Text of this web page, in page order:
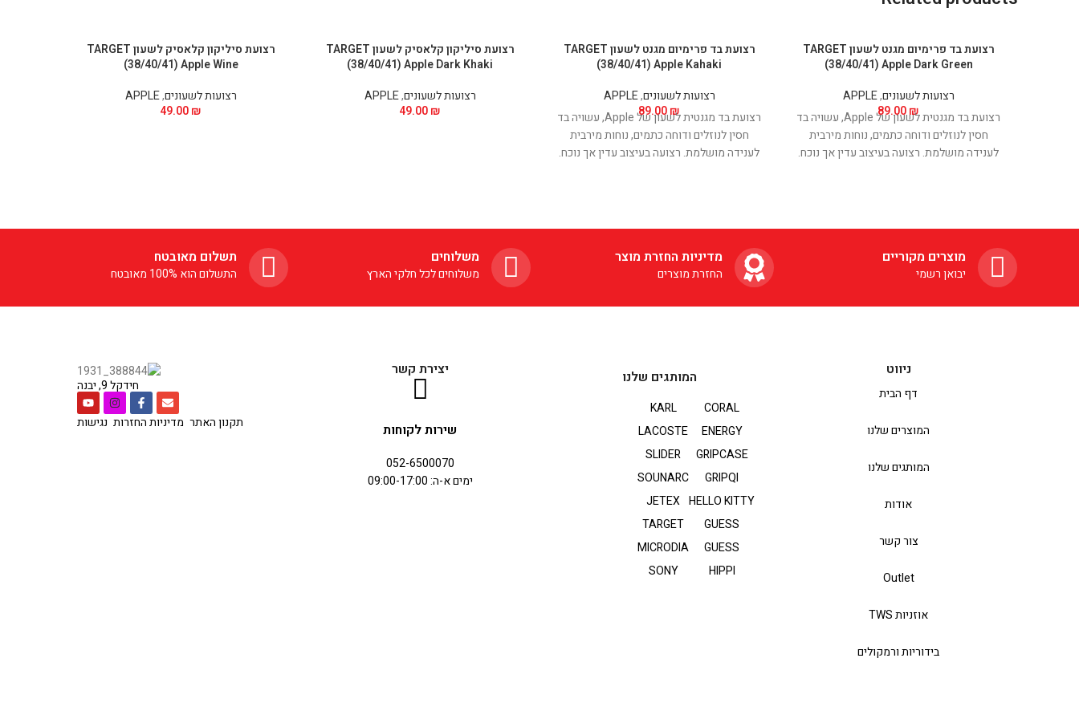
רצועת בד פרימיום מגנט לשעון TARGET
(38/40/41) Apple Dark Green
רצועות לשעונים,
APPLE
89.00₪
רצועת בד מגנטית לשעון של Apple, עשויה בד
חסין לנוזלים ודוחה כתמים, נוחות מירבית
לענידה מושלמת. רצועה בעיצוב עדין אך נוכח.
רצועת בד פרימיום מגנט לשעון TARGET
(38/40/41) Apple Kahaki
רצועות לשעונים,
APPLE
89.00₪
רצועת בד מגנטית לשעון של Apple, עשויה בד
חסין לנוזלים ודוחה כתמים, נוחות מירבית
לענידה מושלמת. רצועה בעיצוב עדין אך נוכח.
רצועת סיליקון קלאסיק לשעון TARGET
(38/40/41) Apple Dark Khaki
רצועות לשעונים,
APPLE
49.00₪
רצועת סיליקון קלאסיק לשעון TARGET
(38/40/41) Apple Wine
רצועות לשעונים,
APPLE
49.00₪
מוצרים מקוריים
יבואן רשמי
מדיניות החזרת מוצר
החזרת מוצרים
משלוחים
משלוחים לכל חלקי הארץ
תשלום מאובטח
התשלום הוא 100% מאובטח
ניווט
דף הבית
המוצרים שלנו
המותגים שלנו
אודות
צור קשר
Outlet
אוזניות TWS
בידוריות ורמקולים
המותגים שלנו
CORAL
ENERGY
GRIPCASE
GRIPQI
HELLO KITTY
GUESS
GUESS
HIPPI
KARL
LACOSTE
SLIDER
SOUNARC
JETEX
TARGET
MICRODIA
SONY
יצירת קשר
שירות לקוחות
052-6500070
ימים א-ה: 09:00-17:00
חידקל 9, יבנה
תקנון האתר מדיניות החזרות נגישות